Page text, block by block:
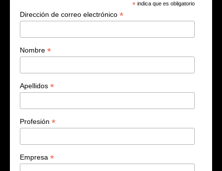
* indica que es obligatorio
Dirección de correo electrónico *
Nombre *
Apellidos *
Profesión *
Empresa *